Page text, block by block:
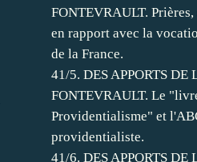
FONTEVRAULT.
en rapport avec la
de la France.
41/5. DES APPORTS DE
FONTEVRAULT. Le
Providentialisme" et
providentialiste.
41/6. DES APPORTS DE